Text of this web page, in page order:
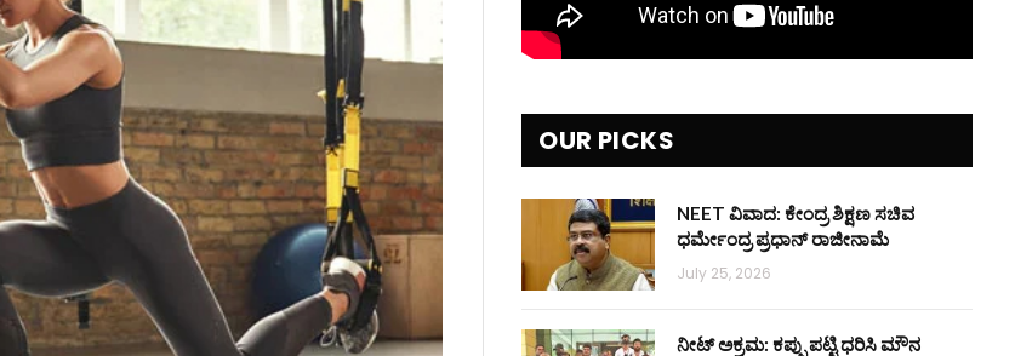
OUR PICKS
NEET ವಿವಾದ: ಕೇಂದ್ರ ಶಿಕ್ಷಣ ಸಚಿವ
ಧರ್ಮೇಂದ್ರ ಪ್ರಧಾನ್ ರಾಜೀನಾಮೆ
July 25, 2026
ನೀಟ್ ಅಕ್ರಮ: ಕಪ್ಪು ಪಟ್ಟಿ ಧರಿಸಿ ಮೌನ